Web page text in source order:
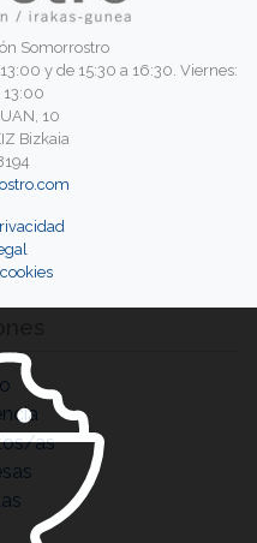
Somorrostro
y de 15:30 a 16:30. Viernes:
10
Bizkaia
as